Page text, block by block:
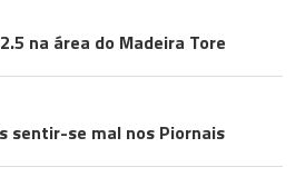
na área do Madeira Tore
sentir-se mal nos Piornais